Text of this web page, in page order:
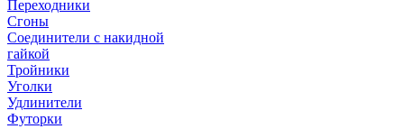
Переходники
Сгоны
Соединители с накидной
гайкой
Тройники
Уголки
Удлинители
Футорки